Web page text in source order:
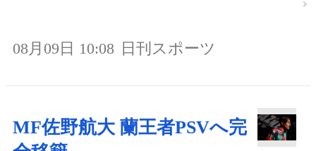
08月09日 10:08 日刊スポーツ
MF佐野航大 蘭王者PSVへ完